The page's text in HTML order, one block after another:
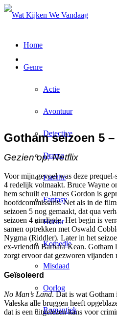
Home
Genre
Actie
Avontuur
Detective
Drama
Familie
Fantasy
Horror
Komedie
Misdaad
Oorlog
Romantiek
Gotham seizoen 5 –
Gezien op: Netflix
Voor mijn gevoel was deze prequel-
4 redelijk volmaakt. Bruce Wayne
hem schuilt en James Gordon is
hoofdcommissaris. Net als in de
seizoen 5 nog gemaakt, dat qua
seizoen 4 eindigde. Het begin is
samen optrekken met Oswald
Nygma (Riddler). Later in het
ex-vriendin Barbara Kean. Gotham
zorgt ervoor dat gezworen vijanden
Geïsoleerd
No Man’s Land. Dat is wat Gotham
Valeska alle bruggen heeft
dat is een uitgelezen kans voor